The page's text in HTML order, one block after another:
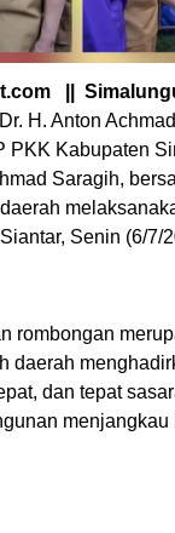
||
H. Anton
PKK Kabupaten
Saragih,
Senin (6/7/
rombongan
daerah
dan tepat
menjangkau